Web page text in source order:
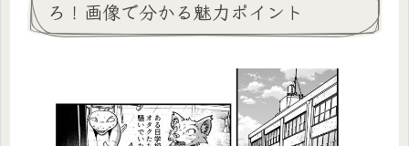
ろ！画像で分かる魅力ポイント